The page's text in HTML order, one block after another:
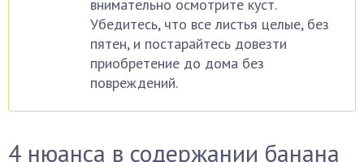
внимательно осмотрите куст.
Убедитесь, что все листья целые, без
пятен, и постарайтесь довезти
приобретение до дома без
повреждений.
4 нюанса в содержании банана